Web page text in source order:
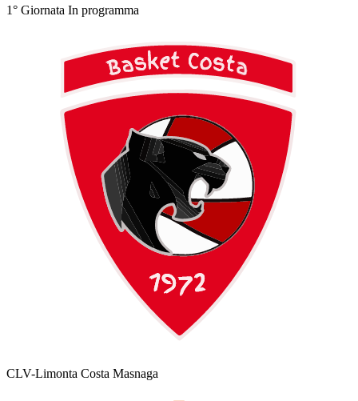
1° Giornata In programma
CLV-Limonta Costa Masnaga